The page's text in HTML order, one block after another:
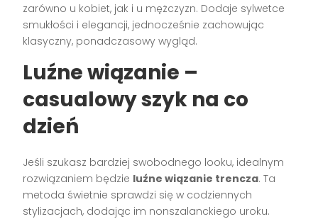
zarówno u kobiet, jak i u mężczyzn. Dodaje sylwetce
smukłości i elegancji, jednocześnie zachowując
klasyczny, ponadczasowy wygląd.
Luźne wiązanie –
casualowy szyk na co
dzień
Jeśli szukasz bardziej swobodnego looku, idealnym
rozwiązaniem będzie luźne wiązanie trencza. Ta
metoda świetnie sprawdzi się w codziennych
stylizacjach, dodając im nonszalanckiego uroku.